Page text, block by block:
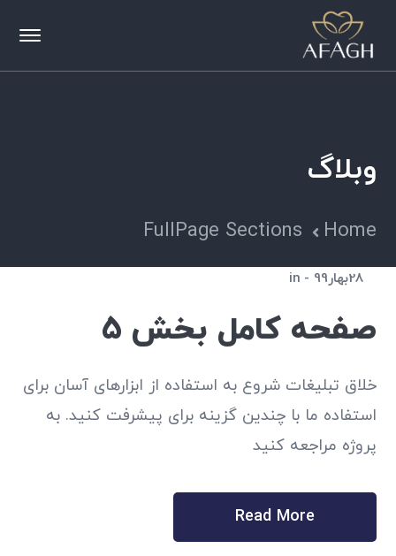
وبلاگ
Home
FullPage Sections
28بهار99 in
صفحه کامل بخش 5
خلاق تبلیغات شروع به استفاده از ابزارهای آسان برای
استفاده ما با چندین گزینه برای پیشرفت کنید. به
پروژه مراجعه کنید
Read More